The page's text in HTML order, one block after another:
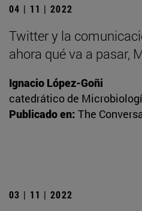
04 | 11 | 2022
Twitter y la
ahora qué va a pasar,
Ignacio López-Goñi
catedrático de
Publicado en: The
03 | 11 | 2022